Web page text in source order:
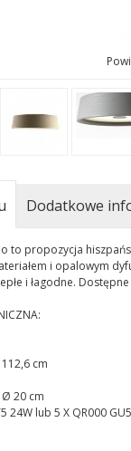
Dodatkowe
to propozycja
i opalowym
i łagodne.
cm
20 cm
24W lub 5 X QR000